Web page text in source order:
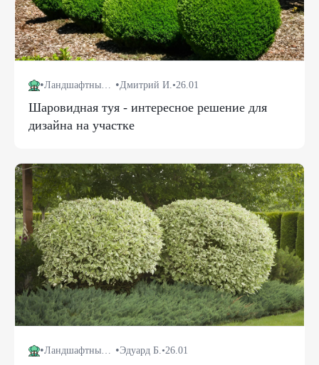
• Ландшафтный дизайн •Дмитрий И.•26.01
Шаровидная туя - интересное решение для
дизайна на участке
• Ландшафтный дизайн •Эдуард Б.•26.01